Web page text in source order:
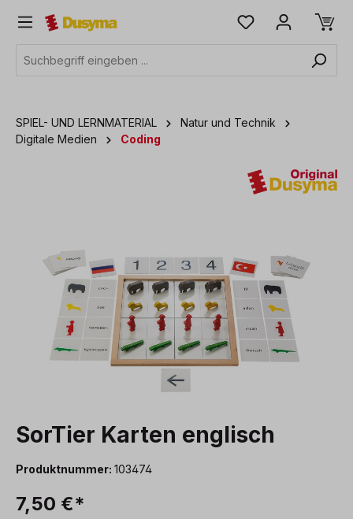
springen
SPIEL- UND LERNMATERIAL
Natur und Technik
Digitale Medien
Coding
SorTier Karten englisch
Produktnummer: 103474
7,50 €*